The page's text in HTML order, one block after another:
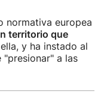
normativa europea
territorio que
y ha instado al
"presionar" a las